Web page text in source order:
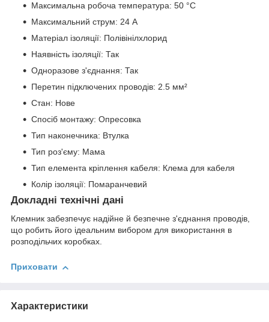
Максимальна робоча температура: 50 °C
Максимальний струм: 24 A
Матеріал ізоляції: Полівінілхлорид
Наявність ізоляції: Так
Одноразове з'єднання: Так
Перетин підключених проводів: 2.5 мм²
Стан: Нове
Спосіб монтажу: Опресовка
Тип наконечника: Втулка
Тип роз'єму: Мама
Тип елемента кріплення кабеля: Клема для кабеля
Колір ізоляції: Помаранчевий
Докладні технічні дані
Клемник забезпечує надійне й безпечне з'єднання проводів,
що робить його ідеальним вибором для використання в
розподільчих коробках.
Приховати
Характеристики